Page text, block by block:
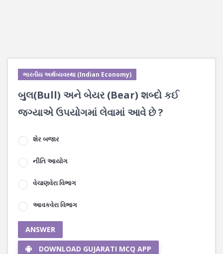
ભારતીય અર્થવ્યવસ્થા (Indian Economy)
બુલ(Bull) અને બેયર (Bear) શબ્દો કઈ
જગ્યાએ ઉપયોગમાં લેવામાં આવે છે ?
શેર બજાર
નીતિ આયોગ
વેચાણવેરા વિભાગ
આવકવેરા વિભાગ
ANSWER
DOWNLOAD GUJARATI MCQ APP